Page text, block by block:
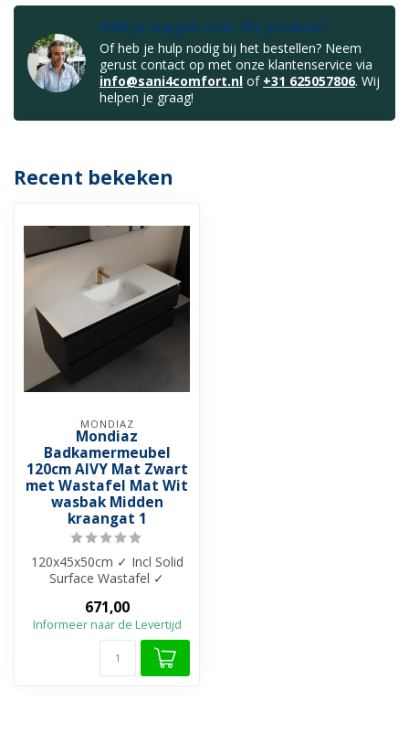
Heb je vragen over dit product?
Of heb je hulp nodig bij het bestellen? Neem
gerust contact op met onze klantenservice via
info@sani4comfort.nl of +31 625057806. Wij
helpen je graag!
Recent bekeken
MONDIAZ
Mondiaz
Badkamermeubel
120cm AIVY Mat Zwart
met Wastafel Mat Wit
wasbak Midden
kraangat 1
120x45x50cm ✓ Incl Solid
Surface Wastafel ✓
Beschikbaar in ...
671,00
Informeer naar de Levertijd